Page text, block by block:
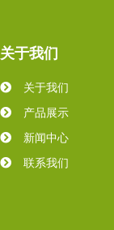
关于我们
关于我们
产品展示
新闻中心
联系我们